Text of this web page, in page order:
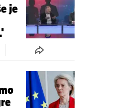
je